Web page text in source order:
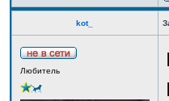
kot_
Любитель